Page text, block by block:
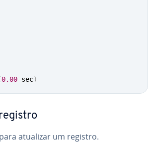
0.00 sec)
para atualizar um registro.